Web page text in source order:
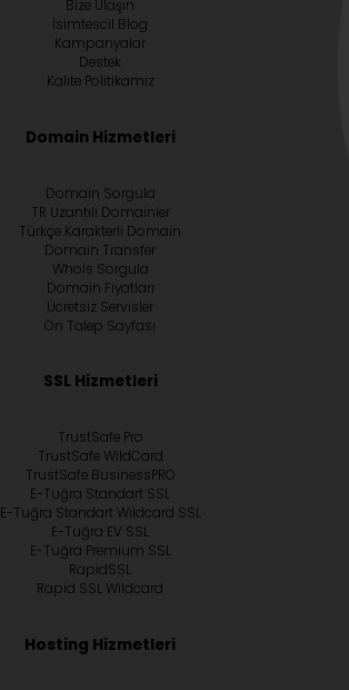
Bize Ulaşın
İsimtescil Blog
Kampanyalar
Destek
Kalite Politikamız
Domain Hizmetleri
Domain Sorgula
TR Uzantılı Domainler
Türkçe Karakterli Domain
Domain Transfer
Whoİs Sorgula
Domain Fiyatları
Ücretsiz Servisler
Ön Talep Sayfası
SSL Hizmetleri
TrustSafe Pro
TrustSafe WildCard
TrustSafe BusinessPRO
E-Tuğra Standart SSL
E-Tuğra Standart Wildcard SSL
E-Tuğra EV SSL
E-Tuğra Premium SSL
RapidSSL
Rapid SSL Wildcard
Hosting Hizmetleri